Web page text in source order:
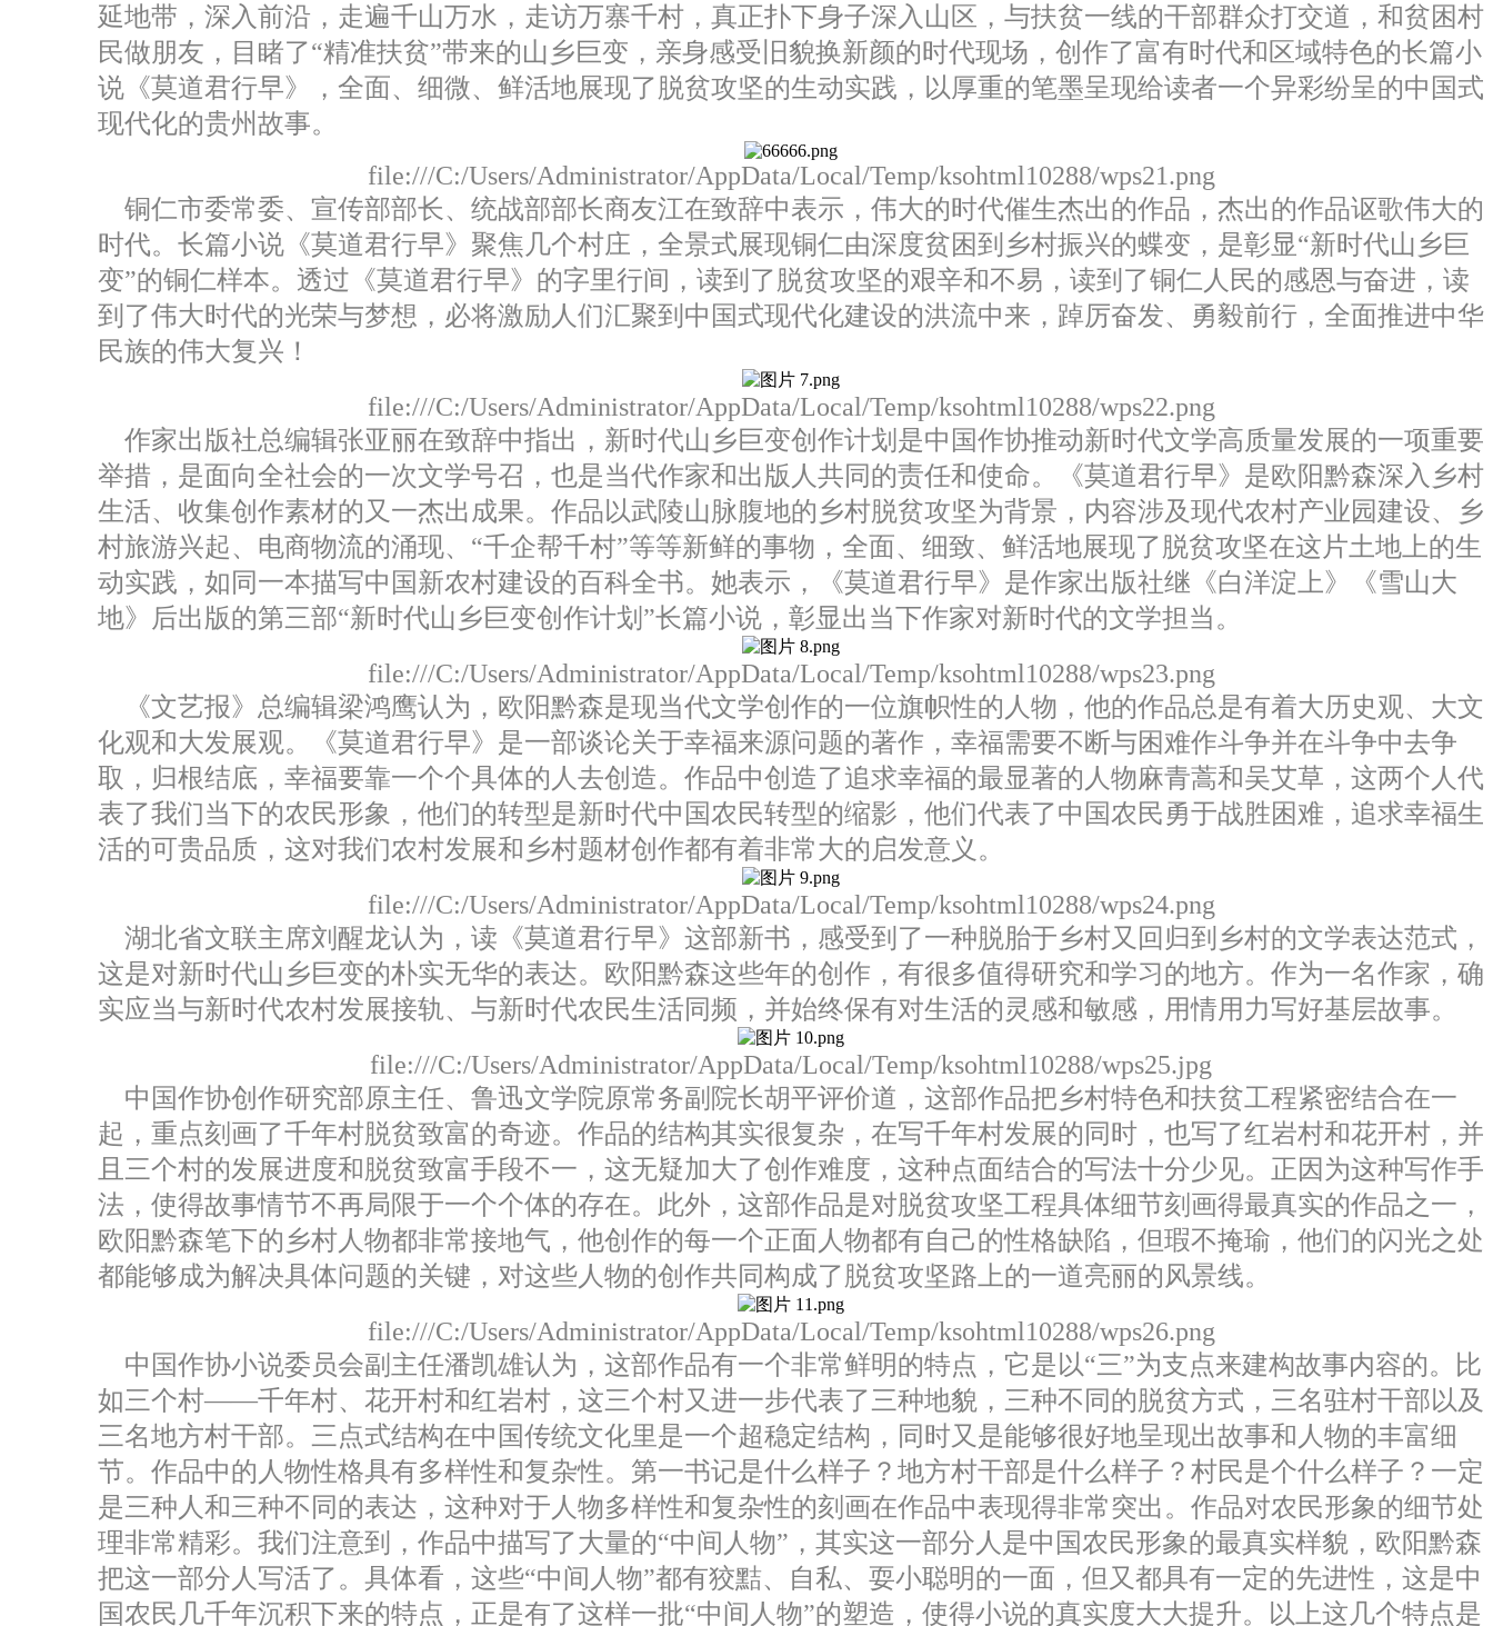
延地带，深入前沿，走遍千山万水，走访万寨千村，真正扑下身子深入山区，与扶贫一线的干部群众打交道，和贫困村
民做朋友，目睹了“精准扶贫”带来的山乡巨变，亲身感受旧貌换新颜的时代现场，创作了富有时代和区域特色的长篇小
说《莫道君行早》，全面、细微、鲜活地展现了脱贫攻坚的生动实践，以厚重的笔墨呈现给读者一个异彩纷呈的中国式
现代化的贵州故事。
file:///C:/Users/Administrator/AppData/Local/Temp/ksohtml10288/wps21.png
铜仁市委常委、宣传部部长、统战部部长商友江在致辞中表示，伟大的时代催生杰出的作品，杰出的作品讴歌伟大的
时代。长篇小说《莫道君行早》聚焦几个村庄，全景式展现铜仁由深度贫困到乡村振兴的蝶变，是彰显“新时代山乡巨
变”的铜仁样本。透过《莫道君行早》的字里行间，读到了脱贫攻坚的艰辛和不易，读到了铜仁人民的感恩与奋进，读
到了伟大时代的光荣与梦想，必将激励人们汇聚到中国式现代化建设的洪流中来，踔厉奋发、勇毅前行，全面推进中华
民族的伟大复兴！
file:///C:/Users/Administrator/AppData/Local/Temp/ksohtml10288/wps22.png
作家出版社总编辑张亚丽在致辞中指出，新时代山乡巨变创作计划是中国作协推动新时代文学高质量发展的一项重要
举措，是面向全社会的一次文学号召，也是当代作家和出版人共同的责任和使命。《莫道君行早》是欧阳黔森深入乡村
生活、收集创作素材的又一杰出成果。作品以武陵山脉腹地的乡村脱贫攻坚为背景，内容涉及现代农村产业园建设、乡
村旅游兴起、电商物流的涌现、“千企帮千村”等等新鲜的事物，全面、细致、鲜活地展现了脱贫攻坚在这片土地上的生
动实践，如同一本描写中国新农村建设的百科全书。她表示，《莫道君行早》是作家出版社继《白洋淀上》《雪山大
地》后出版的第三部“新时代山乡巨变创作计划”长篇小说，彰显出当下作家对新时代的文学担当。
file:///C:/Users/Administrator/AppData/Local/Temp/ksohtml10288/wps23.png
《文艺报》总编辑梁鸿鹰认为，欧阳黔森是现当代文学创作的一位旗帜性的人物，他的作品总是有着大历史观、大文
化观和大发展观。《莫道君行早》是一部谈论关于幸福来源问题的著作，幸福需要不断与困难作斗争并在斗争中去争
取，归根结底，幸福要靠一个个具体的人去创造。作品中创造了追求幸福的最显著的人物麻青蒿和吴艾草，这两个人代
表了我们当下的农民形象，他们的转型是新时代中国农民转型的缩影，他们代表了中国农民勇于战胜困难，追求幸福生
活的可贵品质，这对我们农村发展和乡村题材创作都有着非常大的启发意义。
file:///C:/Users/Administrator/AppData/Local/Temp/ksohtml10288/wps24.png
湖北省文联主席刘醒龙认为，读《莫道君行早》这部新书，感受到了一种脱胎于乡村又回归到乡村的文学表达范式，
这是对新时代山乡巨变的朴实无华的表达。欧阳黔森这些年的创作，有很多值得研究和学习的地方。作为一名作家，确
实应当与新时代农村发展接轨、与新时代农民生活同频，并始终保有对生活的灵感和敏感，用情用力写好基层故事。
file:///C:/Users/Administrator/AppData/Local/Temp/ksohtml10288/wps25.jpg
中国作协创作研究部原主任、鲁迅文学院原常务副院长胡平评价道，这部作品把乡村特色和扶贫工程紧密结合在一
起，重点刻画了千年村脱贫致富的奇迹。作品的结构其实很复杂，在写千年村发展的同时，也写了红岩村和花开村，并
且三个村的发展进度和脱贫致富手段不一，这无疑加大了创作难度，这种点面结合的写法十分少见。正因为这种写作手
法，使得故事情节不再局限于一个个体的存在。此外，这部作品是对脱贫攻坚工程具体细节刻画得最真实的作品之一，
欧阳黔森笔下的乡村人物都非常接地气，他创作的每一个正面人物都有自己的性格缺陷，但瑕不掩瑜，他们的闪光之处
都能够成为解决具体问题的关键，对这些人物的创作共同构成了脱贫攻坚路上的一道亮丽的风景线。
file:///C:/Users/Administrator/AppData/Local/Temp/ksohtml10288/wps26.png
中国作协小说委员会副主任潘凯雄认为，这部作品有一个非常鲜明的特点，它是以“三”为支点来建构故事内容的。比
如三个村——千年村、花开村和红岩村，这三个村又进一步代表了三种地貌，三种不同的脱贫方式，三名驻村干部以及
三名地方村干部。三点式结构在中国传统文化里是一个超稳定结构，同时又是能够很好地呈现出故事和人物的丰富细
节。作品中的人物性格具有多样性和复杂性。第一书记是什么样子？地方村干部是什么样子？村民是个什么样子？一定
是三种人和三种不同的表达，这种对于人物多样性和复杂性的刻画在作品中表现得非常突出。作品对农民形象的细节处
理非常精彩。我们注意到，作品中描写了大量的“中间人物”，其实这一部分人是中国农民形象的最真实样貌，欧阳黔森
把这一部分人写活了。具体看，这些“中间人物”都有狡黠、自私、耍小聪明的一面，但又都具有一定的先进性，这是中
国农民几千年沉积下来的特点，正是有了这样一批“中间人物”的塑造，使得小说的真实度大大提升。以上这几个特点是